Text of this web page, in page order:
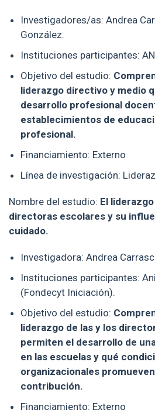
Investigadores/as: Andrea
González.
Instituciones participantes:
Objetivo del estudio:
liderazgo directivo y medio
desarrollo profesional
establecimientos de
profesional.
Financiamiento: Externo
Línea de investigación:
Nombre del estudio: El
directoras escolares y su
cuidado.
Investigadora: Andrea
Instituciones participantes:
(Fondecyt Iniciación).
Objetivo del estudio:
liderazgo de las y los
permiten el desarrollo de
en las escuelas y qué
organizacionales
contribución.
Financiamiento: Externo